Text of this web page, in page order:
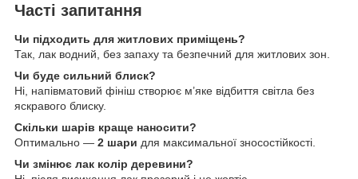
Часті запитання
Чи підходить для житлових приміщень?
Так, лак водний, без запаху та безпечний для житлових зон.
Чи буде сильний блиск?
Ні, напівматовий фініш створює м’яке відбиття світла без
яскравого блиску.
Скільки шарів краще наносити?
Оптимально — 2 шари для максимальної зносостійкості.
Чи змінює лак колір деревини?